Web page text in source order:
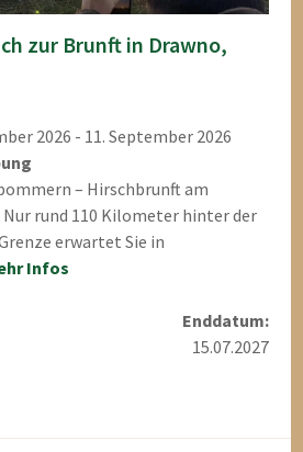
zur Brunft in Drawno,
2026 - 11. September 2026
– Hirschbrunft am
rund 110 Kilometer hinter der
erwartet Sie in
Infos
Enddatum:
15.07.2027